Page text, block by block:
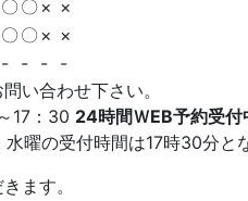
〇 〇 × ×
〇 〇 × ×
- - - -
い合わせ下さい。
17：30 24時間ＷEB予約受付
の受付時間は17時30分とな
ます。